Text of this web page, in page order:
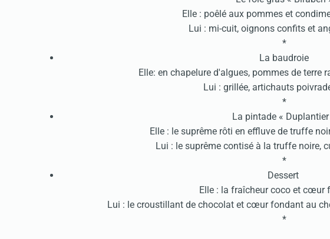
Elle : poêlé aux pommes et
Lui : mi-cuit, oignons confits et
*
La baudroie
Elle: en chapelure d'algues, pommes de terre
Lui : grillée, artichauts
*
La pintade « Duplantier
Elle : le suprême rôti en effluve de truffe
Lui : le suprême contisé à la truffe noire,
*
Dessert
Elle : la fraîcheur coco et cœur
Lui : le croustillant de chocolat et cœur fondant au
*